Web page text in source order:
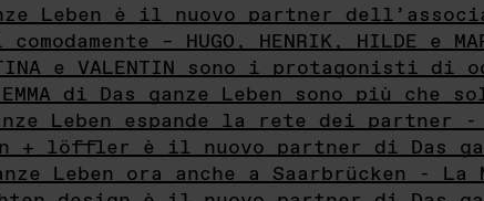
Leben è il nuovo partner
– HUGO, HENRIK, HILDE e
e VALENTIN sono i protagonisti di
EMMA di Das ganze Leben sono più
Leben espande la rete dei partner
+ löffler è il nuovo partner di Das
Leben ora anche a Saarbrücken -